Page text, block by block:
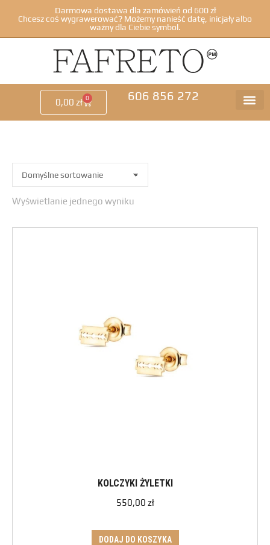
Darmowa dostawa dla zamówień od 600 zł
Chcesz coś wygrawerować? Możemy nanieść datę, inicjały albo
ważny dla Ciebie symbol.
0,00 zł 0 606 856 272
Wyświetlanie jednego wyniku
KOLCZYKI ŻYLETKI
550,00 zł
DODAJ DO KOSZYKA